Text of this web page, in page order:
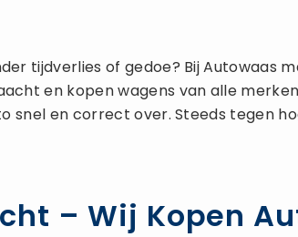
tijdverlies of gedoe? Bij Autowaas
en kopen wagens van alle
snel en correct over. Steeds tegen
– Wij Kopen